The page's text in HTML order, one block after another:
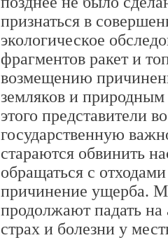
признаться в
экологическое
фрагментов ракет и
возмещению
земляков и
этого представители
государственную
стараются обвинить
обращаться с
причинение ущерба.
продолжают падать
страх и болезни у